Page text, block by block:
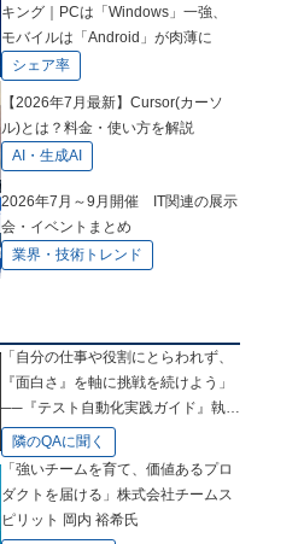
キング｜PCは「Windows」一強、
モバイルは「Android」が肉薄に
シェア率
【2026年7月最新】Cursor(カーソ
ル)とは？料金・使い方を解説
AI・生成AI
2026年7月～9月開催 IT関連の展示
会・イベントまとめ
業界・技術トレンド
「自分の仕事や役割にとらわれず、
『面白さ』を軸に挑戦を続けよう」
──『テスト自動化実践ガイド』執筆
者、末村拓也氏に聞く自分の"広げ
方"
隣のQAに聞く
「強いチームを育て、価値あるプロ
ダクトを届ける」株式会社チームス
ピリット 岡内 裕希氏